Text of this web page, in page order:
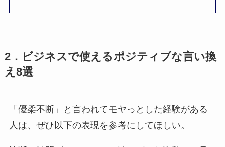
2．ビジネスで使えるポジティブな言い換
え8選
「優柔不断」と言われてモヤっとした経験がある
人は、ぜひ以下の表現を参考にしてほしい。